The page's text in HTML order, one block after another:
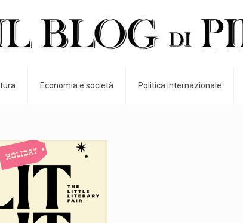
Economia e società Politica internazionale